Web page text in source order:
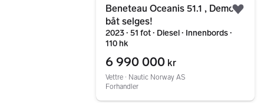
Beneteau Oceanis 51.1 , Demo-
båt selges!
2023 ∙ 51 fot ∙ Diesel ∙ Innenbords ∙
110 hk
6 990 000 kr
Vettre ∙ Nautic Norway AS
Forhandler